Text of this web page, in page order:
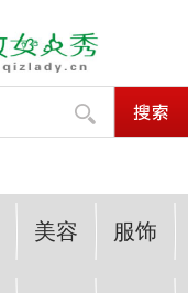
美容 服饰